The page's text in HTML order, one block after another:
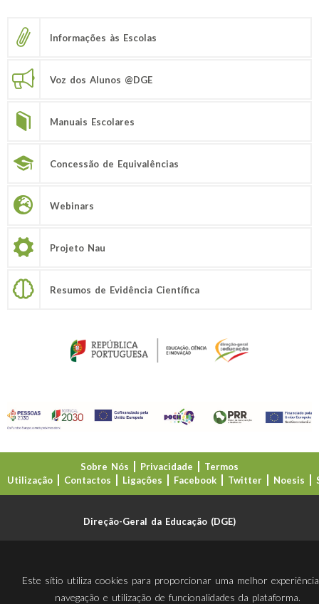
Informações às Escolas
Voz dos Alunos @DGE
Manuais Escolares
Concessão de Equivalências
Webinars
Projeto Nau
Resumos de Evidência Científica
Sobre Nós Privacidade
Termos
Utilização
Contactos Ligações Facebook Twitter Noesis
Direção-Geral da Educação (DGE)
Este sítio utiliza cookies para proporcionar uma melhor
navegação e utilização de funcionalidades da plataforma.